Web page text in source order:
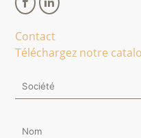
Contact
Téléchargez notre